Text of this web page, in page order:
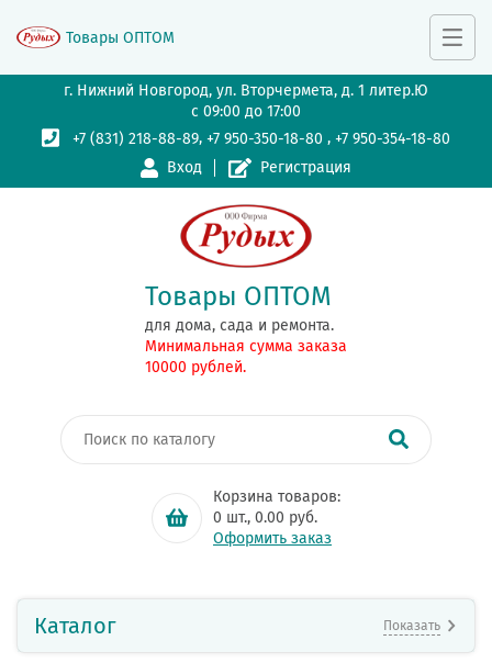
г. Нижний Новгород, ул. Вторчермета, д. 1 литер.Ю
с 09:00 до 17:00
+7 (831) 218-88-89,+7 950-350-18-80 ,+7 950-354-18-80
Вход
Регистрация
Товары ОПТОМ
для дома, сада и ремонта.
Минимальная сумма заказа
10000 рублей.
Корзина товаров:
0 шт., 0.00 руб.
Оформить заказ
Товары ОПТОМ
Каталог Показать